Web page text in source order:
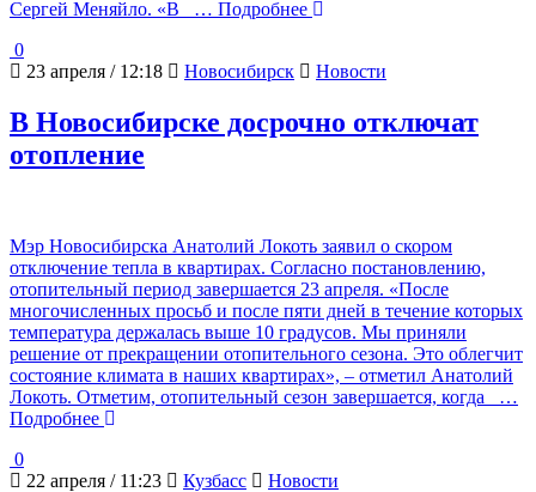
Сергей Меняйло. «В
… Подробнее
0
23 апреля / 12:18
Новосибирск Новости
В Новосибирске досрочно отключат
отопление
Мэр Новосибирска Анатолий Локоть заявил о скором
отключение тепла в квартирах. Согласно постановлению,
отопительный период завершается 23 апреля. «После
многочисленных просьб и после пяти дней в течение которых
температура держалась выше 10 градусов. Мы приняли
решение от прекращении отопительного сезона. Это облегчит
состояние климата в наших квартирах», – отметил Анатолий
Локоть. Отметим, отопительный сезон завершается, когда
…
Подробнее
0
22 апреля / 11:23
Кузбасс Новости